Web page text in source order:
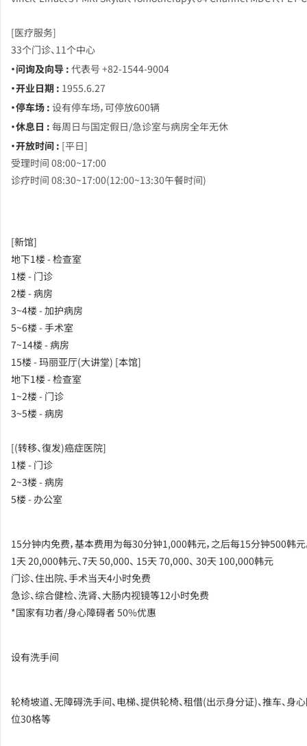
[医疗服务]
33个门诊、11个中心
・问询及向导 : 代表号 +82-1544-9004
・开业日期 : 1955.6.27
・停车场 : 设有停车场，可停放600辆
・休息日 : 每周日与国定假日/急诊室与病房全年无休
・开放时间 : [平日]
受理时间 08:00~17:00
诊疗时间 08:30~17:00(12:00~13:30午餐时间)
[新馆]
地下1楼 - 检查室
1楼 - 门诊
2楼 - 病房
3~4楼 - 加护病房
5~6楼 - 手术室
7~14楼 - 病房
15楼 - 玛丽亚厅(大讲堂) [本馆]
地下1楼 - 检查室
1~2楼 - 门诊
3~5楼 - 病房
[(转移、復发)癌症医院]
1楼 - 门诊
2~3楼 - 病房
5楼 - 办公室
15分钟内免费，基本费用为每30分钟1,000韩元，之后每15分钟500韩元
1天 20,000韩元、7天 50,000、 15天 70,000、 30天 100,000韩元
门诊、住出院、手术当天4小时免费
急诊、综合健检、洗肾、大肠内视镜等12小时免费
*国家有功者/身心障碍者 50%优惠
设有洗手间
轮椅坡道、无障碍洗手间、电梯、提供轮椅、租借(出示身分证)、推车、身
位30格等